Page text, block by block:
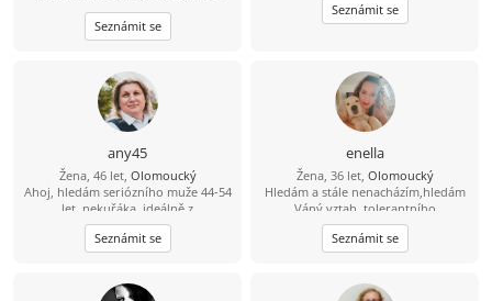
Seznámit se
Seznámit se
any45
Žena, 46 let, Olomoucký
Ahoj, hledám seriózního muže 44-54
let, nekuřáka, ideálně z
Olomouckého kraje.
Seznámit se
enella
Žena, 36 let, Olomoucký
Hledám a stále nenacházím,hledám
Váný vztah ,tolerantního
muže,pracujícího a hodného naopak
mu mohu nabídnout svvé srdce a
svou Lásku !!!jen vážně!!Hledám i
není nikdy dost :o))
Seznámit se